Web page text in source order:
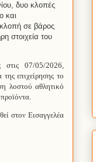
δυο κλοπές
και
κλοπή σε βάρος
στοιχεία του
στις 07/05/2026,
επιχείρησης το
λοστού αθλητικό
στον Εισαγγελέα